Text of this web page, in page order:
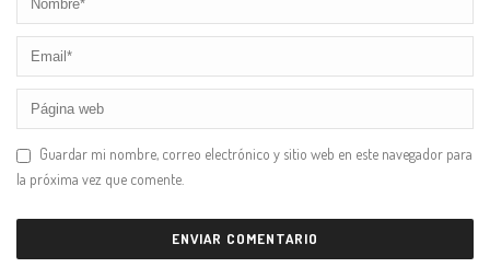
Guardar mi nombre, correo electrónico y sitio web en este navegador para
la próxima vez que comente.